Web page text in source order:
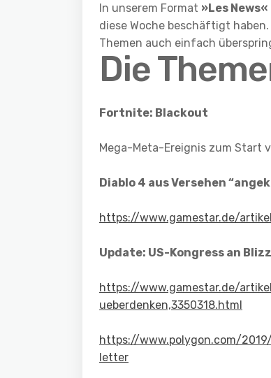
In unserem Format »Les News«
diese Woche beschäftigt
Themen auch einfach
Die
Fortnite: Blackout
Mega-Meta-Ereignis zum Start
Diablo 4 aus Versehen
https://www.gamestar.de/
Update: US-Kongress an
https://www.gamestar.de/
ueberdenken,3350318.html
https://www.polygon.com/
letter